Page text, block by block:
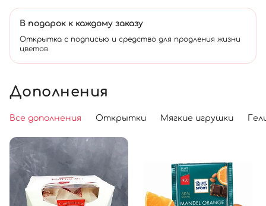
В подарок к каждому заказу
Открытка с подписью и средство для продления жизни
цветов
Дополнения
Все дополнения Открытки Мягкие игрушки